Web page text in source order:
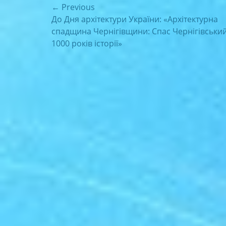
Навігація
записів
← Previous
Previous
post:
До Дня архітектури України: «Архітектурна
спадщина Чернігівщини: Спас
1000 років історії»